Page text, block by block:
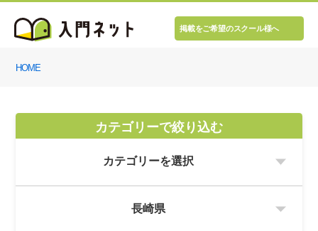
掲載をご希望のスクール様へ
HOME
カテゴリーで絞り込む